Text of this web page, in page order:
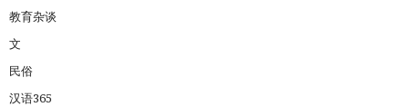
教育杂谈
文
民俗
汉语365